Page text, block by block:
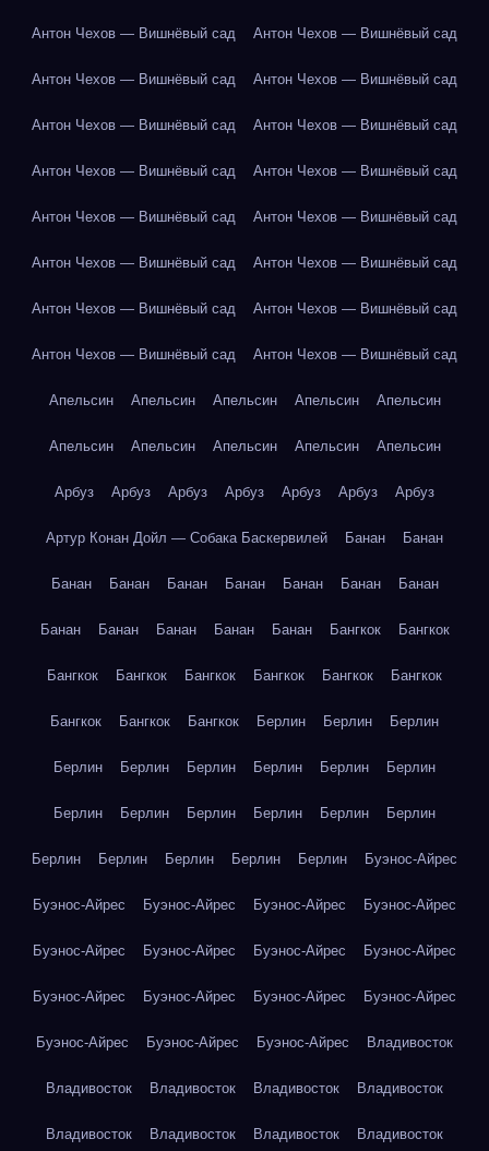
Антон Чехов — Вишнёвый сад Антон Чехов — Вишнёвый сад
Антон Чехов — Вишнёвый сад Антон Чехов — Вишнёвый сад
Антон Чехов — Вишнёвый сад Антон Чехов — Вишнёвый сад
Антон Чехов — Вишнёвый сад Антон Чехов — Вишнёвый сад
Антон Чехов — Вишнёвый сад Антон Чехов — Вишнёвый сад
Антон Чехов — Вишнёвый сад Антон Чехов — Вишнёвый сад
Антон Чехов — Вишнёвый сад Антон Чехов — Вишнёвый сад
Антон Чехов — Вишнёвый сад Антон Чехов — Вишнёвый сад
Апельсин Апельсин Апельсин Апельсин Апельсин
Апельсин Апельсин Апельсин Апельсин Апельсин
Арбуз Арбуз Арбуз Арбуз Арбуз Арбуз Арбуз
Артур Конан Дойл — Собака Баскервилей Банан Банан
Банан Банан Банан Банан Банан Банан Банан
Банан Банан Банан Банан Банан Бангкок Бангкок
Бангкок Бангкок Бангкок Бангкок Бангкок Бангкок
Бангкок Бангкок Бангкок Берлин Берлин Берлин
Берлин Берлин Берлин Берлин Берлин Берлин
Берлин Берлин Берлин Берлин Берлин Берлин
Берлин Берлин Берлин Берлин Берлин Буэнос-Айрес
Буэнос-Айрес Буэнос-Айрес Буэнос-Айрес Буэнос-Айрес
Буэнос-Айрес Буэнос-Айрес Буэнос-Айрес Буэнос-Айрес
Буэнос-Айрес Буэнос-Айрес Буэнос-Айрес Буэнос-Айрес
Буэнос-Айрес Буэнос-Айрес Буэнос-Айрес Владивосток
Владивосток Владивосток Владивосток Владивосток
Владивосток Владивосток Владивосток Владивосток